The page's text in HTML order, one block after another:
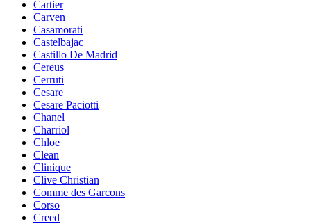
Cartier
Carven
Casamorati
Castelbajac
Castillo De Madrid
Cereus
Cerruti
Cesare
Cesare Paciotti
Chanel
Charriol
Chloe
Clean
Clinique
Clive Christian
Comme des Garcons
Corso
Creed